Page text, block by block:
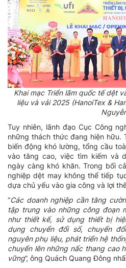
Khai mạc Triển lãm quốc tế dệt
liệu và vải 2025 (HanoiTex &
Tuy nhiên, lãnh đạo Cục Công
những thách thức đang hiện hữu.
biến động khó lường, tổng cầu
vào tăng cao, việc tìm kiếm và
ngày càng khó khăn. Trong bối
nghiệp dệt may không thể tiếp
dựa chủ yếu vào gia công và lợi
“Các doanh nghiệp cần tăng
tập trung vào những công đoạn
như thiết kế, sử dụng thiết bị
dụng chuyển đổi số, chuyển
nguyên phụ liệu, phát triển hệ
chuyển lên những nấc thang cao
vững”, ông Quách Quang Đông